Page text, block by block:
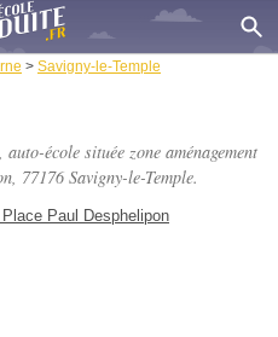
> Savigny-le-Temple
école située zone aménagement
, 77176 Savigny-le-Temple.
Paul Desphelipon